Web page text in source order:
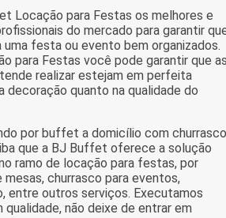
Locação para Festas os melhores e
do mercado para garantir
festa ou evento bem organizados.
para Festas você pode garantir que
realizar estejam em perfeita
decoração quanto na qualidade do
por buffet a domicílio com churrasco
que a BJ Buffet oferece a solução
ramo de locação para festas, por
mesas, churrasco para eventos,
entre outros serviços. Executamos
não deixe de entrar em